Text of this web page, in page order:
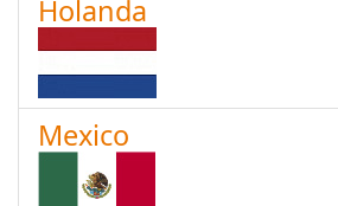
Holanda
Mexico